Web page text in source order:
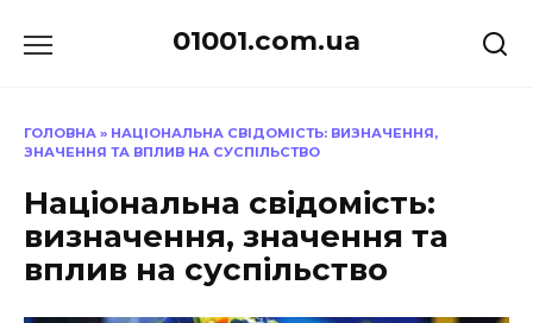
до
01001.com.ua
ГОЛОВНА » НАЦІОНАЛЬНА СВІДОМІСТЬ: ВИЗНАЧЕННЯ,
ЗНАЧЕННЯ ТА ВПЛИВ НА СУСПІЛЬСТВО
Національна свідомість:
визначення, значення та
вплив на суспільство